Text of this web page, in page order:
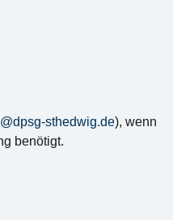
sthedwig.de), wenn
benötigt.